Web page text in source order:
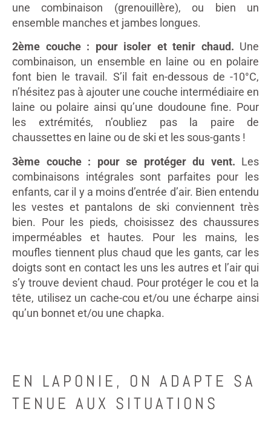
une combinaison (grenouillère), ou bien un
ensemble manches et jambes longues.
2ème couche : pour isoler et tenir chaud. Une
combinaison, un ensemble en laine ou en polaire
font bien le travail. S’il fait en-dessous de -10°C,
n’hésitez pas à ajouter une couche intermédiaire en
laine ou polaire ainsi qu’une doudoune fine. Pour
les extrémités, n’oubliez pas la paire de
chaussettes en laine ou de ski et les sous-gants !
3ème couche : pour se protéger du vent. Les
combinaisons intégrales sont parfaites pour les
enfants, car il y a moins d’entrée d’air. Bien entendu
les vestes et pantalons de ski conviennent très
bien. Pour les pieds, choisissez des chaussures
imperméables et hautes. Pour les mains, les
moufles tiennent plus chaud que les gants, car les
doigts sont en contact les uns les autres et l’air qui
s’y trouve devient chaud. Pour protéger le cou et la
tête, utilisez un cache-cou et/ou une écharpe ainsi
qu’un bonnet et/ou une chapka.
EN LAPONIE, ON ADAPTE SA
TENUE AUX SITUATIONS